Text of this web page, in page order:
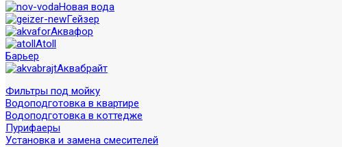
Новая вода
Гейзер
Аквафор
Atoll
Барьер
Аквабрайт
Фильтры под мойку
Водоподготовка в квартире
Водоподготовка в коттедже
Пурифаеры
Установка и замена смесителей